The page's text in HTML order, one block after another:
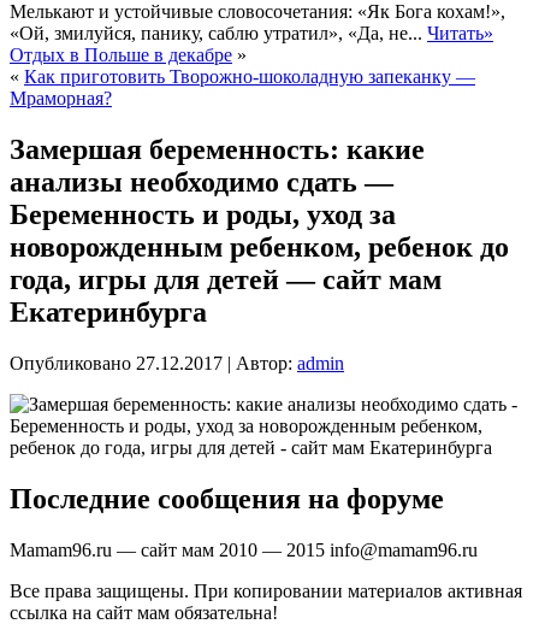
Мелькают и устойчивые словосочетания: «Як Бога кохам!»,
«Ой, змилуйся, панику, саблю утратил», «Да, не... Читать»
Отдых в Польше в декабре »
« Как приготовить Творожно-шоколадную запеканку —
Мраморная?
Замершая беременность: какие
анализы необходимо сдать —
Беременность и роды, уход за
новорожденным ребенком, ребенок до
года, игры для детей — сайт мам
Екатеринбурга
Опубликовано 27.12.2017 | Автор: admin
Последние сообщения на форуме
Mamam96.ru — сайт мам 2010 — 2015 info@mamam96.ru
Все права защищены. При копировании материалов активная
ссылка на сайт мам обязательна!